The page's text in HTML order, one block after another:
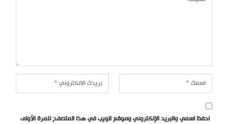
احفظ اسمي والبريد الإلكتروني وموقع الويب في هذا المتصفح للمرة الأولى